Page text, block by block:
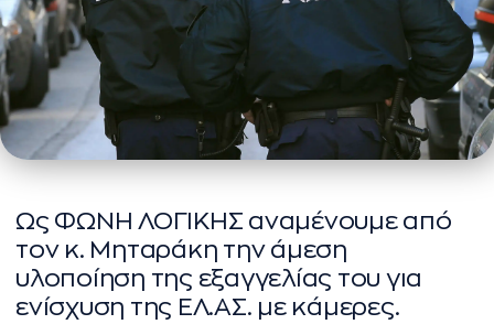
Ως ΦΩΝΗ ΛΟΓΙΚΗΣ αναμένουμε από
τον κ. Μηταράκη την άμεση
υλοποίηση της εξαγγελίας του για
ενίσχυση της ΕΛ.ΑΣ. με κάμερες.